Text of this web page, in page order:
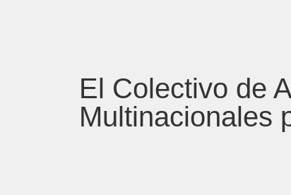
El Colectivo de
Multinacionales